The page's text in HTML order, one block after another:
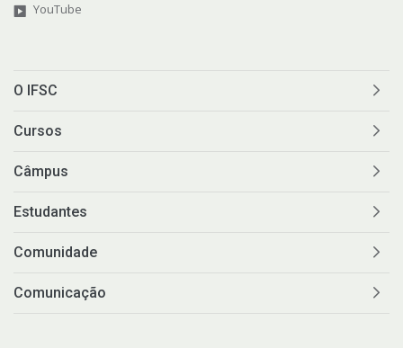
YouTube
O IFSC
Cursos
Câmpus
Estudantes
Comunidade
Comunicação